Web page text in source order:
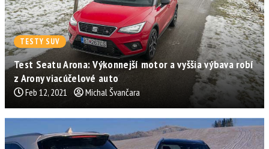
TESTY SUV
Test Seatu Arona: Výkonnejší motor a vyššia výbava robí
z Arony viacúčelové auto
Feb 12, 2021 Michal Švančara